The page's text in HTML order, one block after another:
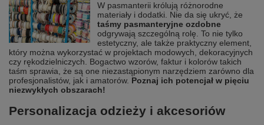
W pasmanterii królują różnorodne
materiały i dodatki. Nie da się ukryć, że
taśmy pasmanteryjne ozdobne
odgrywają szczególną rolę. To nie tylko
estetyczny, ale także praktyczny element,
który można wykorzystać w projektach modowych, dekoracyjnych
czy rękodzielniczych. Bogactwo wzorów, faktur i kolorów takich
taśm sprawia, że są one niezastąpionym narzędziem zarówno dla
profesjonalistów, jak i amatorów. Poznaj ich potencjał w pięciu
niezwykłych obszarach!
Personalizacja odzieży i akcesoriów